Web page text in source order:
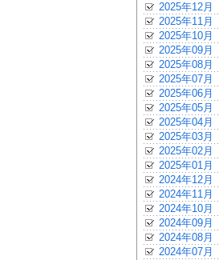
2025年12月
2025年11月
2025年10月
2025年09月
2025年08月
2025年07月
2025年06月
2025年05月
2025年04月
2025年03月
2025年02月
2025年01月
2024年12月
2024年11月
2024年10月
2024年09月
2024年08月
2024年07月